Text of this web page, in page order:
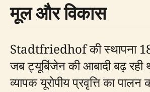
मूल और विकास
Stadtfriedhof की स्थापना
जब ट्यूबिंजेन की आबादी बढ़
व्यापक यूरोपीय प्रवृत्ति का पालन